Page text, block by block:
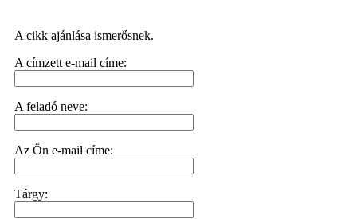
A cikk ajánlása ismerősnek.
A címzett e-mail címe:
A feladó neve:
Az Ön e-mail címe:
Tárgy: